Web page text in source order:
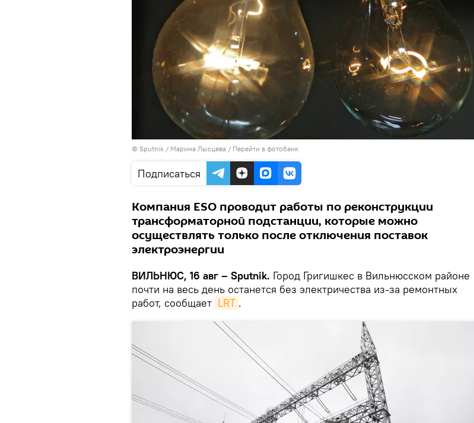
© Sputnik / Марина Лысцева / Перейти в фотобанк
Подписаться
Компания ESO проводит работы по реконструкции
трансформаторной подстанции, которые можно
осуществлять только после отключения поставок
электроэнергии
ВИЛЬНЮС, 16 авг – Sputnik. Город Григишкес в Вильнюсском районе
почти на весь день останется без электричества из-за ремонтных
работ, сообщает LRT .